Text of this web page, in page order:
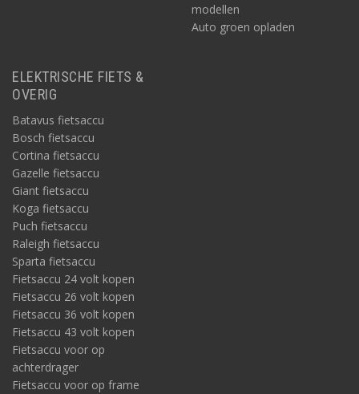
modellen
Auto groen opladen
ELEKTRISCHE FIETS &
OVERIG
Batavus fietsaccu
Bosch fietsaccu
Cortina fietsaccu
Gazelle fietsaccu
Giant fietsaccu
Koga fietsaccu
Puch fietsaccu
Raleigh fietsaccu
Sparta fietsaccu
Fietsaccu 24 volt kopen
Fietsaccu 26 volt kopen
Fietsaccu 36 volt kopen
Fietsaccu 43 volt kopen
Fietsaccu voor op
achterdrager
Fietsaccu voor op frame